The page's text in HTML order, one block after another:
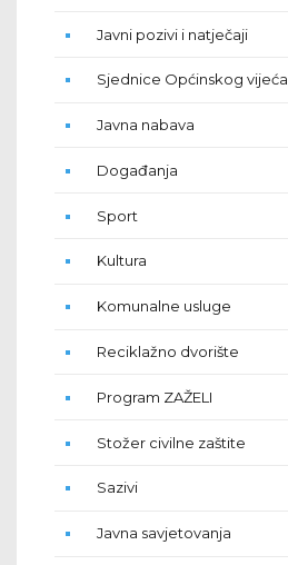
Javni pozivi i natječaji
Sjednice Općinskog vijeća
Javna nabava
Događanja
Sport
Kultura
Komunalne usluge
Reciklažno dvorište
Program ZAŽELI
Stožer civilne zaštite
Sazivi
Javna savjetovanja